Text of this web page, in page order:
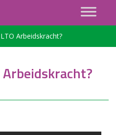
Arbeidskracht?